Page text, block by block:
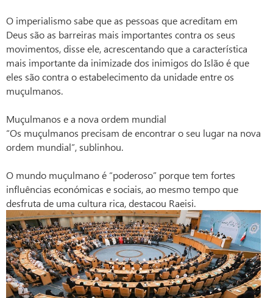
O imperialismo sabe que as pessoas que acreditam em
Deus são as barreiras mais importantes contra os seus
movimentos, disse ele, acrescentando que a característica
mais importante da inimizade dos inimigos do Islão é que
eles são contra o estabelecimento da unidade entre os
muçulmanos.
Muçulmanos e a nova ordem mundial
“Os muçulmanos precisam de encontrar o seu lugar na nova
ordem mundial”, sublinhou.
O mundo muçulmano é “poderoso” porque tem fortes
influências económicas e sociais, ao mesmo tempo que
desfruta de uma cultura rica, destacou Raeisi.